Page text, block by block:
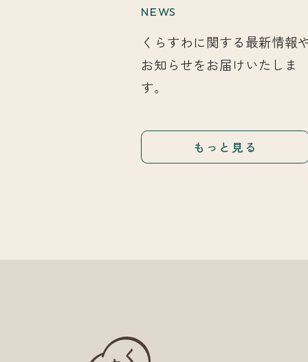
NEWS
くらすわに関する最新情報
お知らせをお届けいたしま
す。
もっと見る